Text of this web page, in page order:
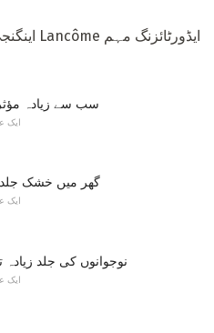
ایڈورٹائزنگ مہم Lancôme اینگنجی ڈی وی
سب سے زیادہ
ایک
گھر میں خشک جلد
ایک
نوجوانوں کی جلد
ایک